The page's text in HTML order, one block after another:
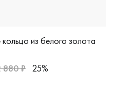
из белого золота
880 ₽ 25%